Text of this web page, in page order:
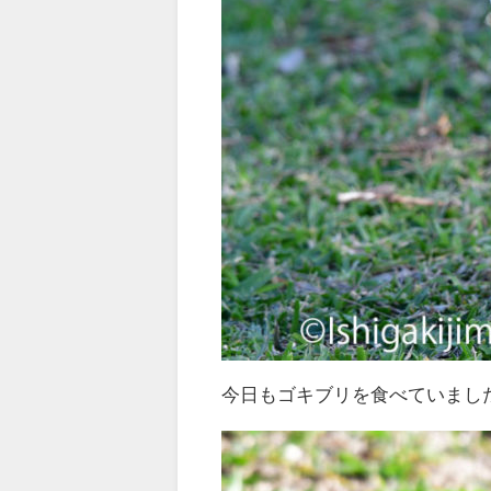
今日もゴキブリを食べていまし